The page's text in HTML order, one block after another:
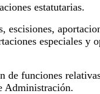
estatutarias.
especiales y
funciones relativas
Administración.